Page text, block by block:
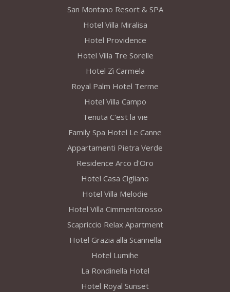
San Montano Resort & SPA
Hotel Villa Miralisa
Hotel Providence
Hotel Villa Tre Sorelle
Hotel Zì Carmela
Royal Palm Hotel Terme
Hotel Villa Campo
Tenuta C'est la vie
Family Spa Hotel Le Canne
Appartamenti Pietra Verde
Residence Arco d'Oro
Hotel Casa Cigliano
Hotel Villa Melodie
Hotel Villa Cimmentorosso
Scapriccio Relax Apartment
Hotel Grazia alla Scannella
Hotel Lumihe
La Rondinella Hotel
Hotel Royal Sunset